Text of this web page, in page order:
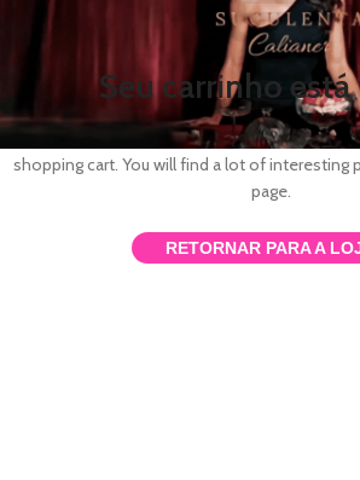
Seu carrinho está
Before proceed to checkout you must add
shopping cart. You will find a lot of interesting
page.
RETORNAR PARA A